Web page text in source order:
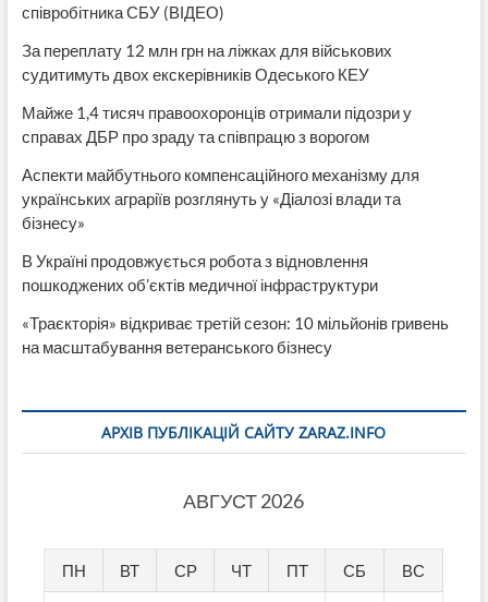
співробітника СБУ (ВІДЕО)
За переплату 12 млн грн на ліжках для військових
судитимуть двох екскерівників Одеського КЕУ
Майже 1,4 тисяч правоохоронців отримали підозри у
справах ДБР про зраду та співпрацю з ворогом
Аспекти майбутнього компенсаційного механізму для
українських аграріїв розглянуть у «Діалозі влади та
бізнесу»
В Україні продовжується робота з відновлення
пошкоджених об’єктів медичної інфраструктури
«Траєкторія» відкриває третій сезон: 10 мільйонів гривень
на масштабування ветеранського бізнесу
АРХІВ ПУБЛІКАЦІЙ САЙТУ ZARAZ.INFO
АВГУСТ 2026
ПН ВТ СР ЧТ ПТ СБ ВС